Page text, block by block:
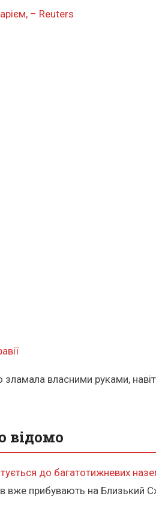
– Reuters
власними руками,
відомо
до багатотижневих
вже прибувають на Близький